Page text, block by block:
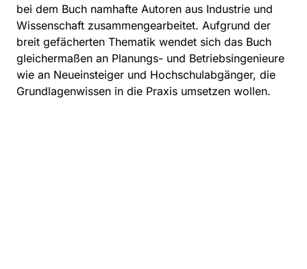
bei dem Buch namhafte Autoren aus Industrie und
Wissenschaft zusammengearbeitet. Aufgrund der
breit gefächerten Thematik wendet sich das Buch
gleichermaßen an Planungs- und Betriebsingenieure
wie an Neueinsteiger und Hochschulabgänger, die
Grundlagenwissen in die Praxis umsetzen wollen.